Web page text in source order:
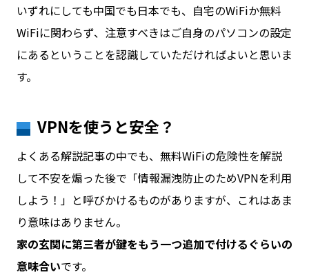
いずれにしても中国でも日本でも、自宅のWiFiか無料
WiFiに関わらず、注意すべきはご自身のパソコンの設定
にあるということを認識していただければよいと思いま
す。
VPNを使うと安全？
よくある解説記事の中でも、無料WiFiの危険性を解説
して不安を煽った後で「情報漏洩防止のためVPNを利用
しよう！」と呼びかけるものがありますが、これはあま
り意味はありません。
家の玄関に第三者が鍵をもう一つ追加で付けるぐらいの
意味合いです。